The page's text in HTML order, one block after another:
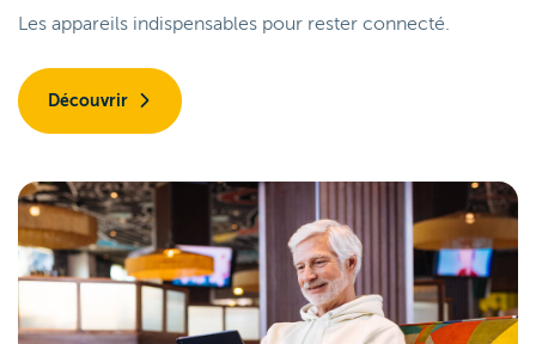
Les appareils indispensables pour rester connecté.
Découvrir